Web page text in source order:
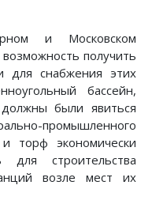
и Московском
получить
для снабжения этих
бассейн,
были явиться
промышленного
торф экономически
для строительства
возле мест их